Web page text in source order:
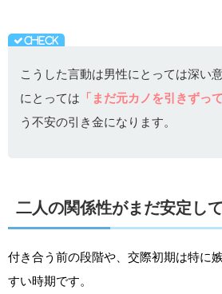
こうした言動は男性にとっては深い
にとっては 「まだ元カノを引きずっ
う不安の引き金になります。
二人の関係性がまだ安定し
付き合う前の段階や、交際初期は特に
すい時期です。